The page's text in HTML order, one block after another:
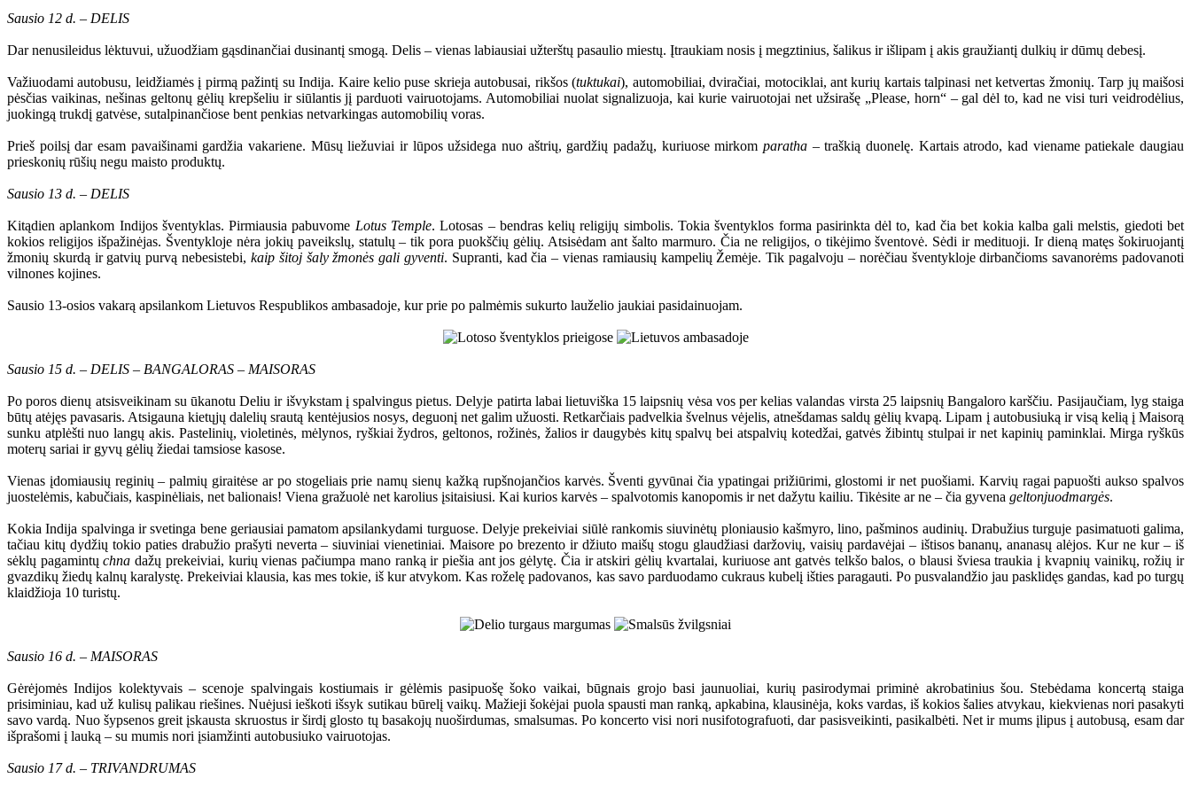
Sausio 12 d. – DELIS
Dar nenusileidus lėktuvui, užuodžiam gąsdinančiai dusinantį smogą. Delis – vienas labiausiai užterštų pasaulio miestų. Įtraukiam nosis į megztinius, šalikus ir išlipam į akis graužiantį dulkių ir dūmų debesį.
Važiuodami autobusu, leidžiamės į pirmą pažintį su Indija. Kaire kelio puse skrieja autobusai, rikšos (tuktukai), automobiliai, dviračiai, motociklai, ant kurių kartais talpinasi net ketvertas žmonių. Tarp jų maišosi
pėsčias vaikinas, nešinas geltonų gėlių krepšeliu ir siūlantis jį parduoti vairuotojams. Automobiliai nuolat signalizuoja, kai kurie vairuotojai net užsirašę „Please, horn“ – gal dėl to, kad ne visi turi veidrodėlius,
juokingą trukdį gatvėse, sutalpinančiose bent penkias netvarkingas automobilių voras.
Prieš poilsį dar esam pavaišinami gardžia vakariene. Mūsų liežuviai ir lūpos užsidega nuo aštrių, gardžių padažų, kuriuose mirkom paratha – traškią duonelę. Kartais atrodo, kad viename patiekale daugiau
prieskonių rūšių negu maisto produktų.
Sausio 13 d. – DELIS
Kitądien aplankom Indijos šventyklas. Pirmiausia pabuvome Lotus Temple. Lotosas – bendras kelių religijų simbolis. Tokia šventyklos forma pasirinkta dėl to, kad čia bet kokia kalba gali melstis, giedoti bet
kokios religijos išpažinėjas. Šventykloje nėra jokių paveikslų, statulų – tik pora puokščių gėlių. Atsisėdam ant šalto marmuro. Čia ne religijos, o tikėjimo šventovė. Sėdi ir medituoji. Ir dieną matęs šokiruojantį
žmonių skurdą ir gatvių purvą nebesistebi, kaip šitoj šaly žmonės gali gyventi. Supranti, kad čia – vienas ramiausių kampelių Žemėje. Tik pagalvoju – norėčiau šventykloje dirbančioms savanorėms padovanoti
vilnones kojines.
Sausio 13-osios vakarą apsilankom Lietuvos Respublikos ambasadoje, kur prie po palmėmis sukurto lauželio jaukiai pasidainuojam.
Sausio 15 d. – DELIS – BANGALORAS – MAISORAS
Po poros dienų atsisveikinam su ūkanotu Deliu ir išvykstam į spalvingus pietus. Delyje patirta labai lietuviška 15 laipsnių vėsa vos per kelias valandas virsta 25 laipsnių Bangaloro karščiu. Pasijaučiam, lyg staiga
būtų atėjęs pavasaris. Atsigauna kietųjų dalelių srautą kentėjusios nosys, deguonį net galim užuosti. Retkarčiais padvelkia švelnus vėjelis, atnešdamas saldų gėlių kvapą. Lipam į autobusiuką ir visą kelią į Maisorą
sunku atplėšti nuo langų akis. Pastelinių, violetinės, mėlynos, ryškiai žydros, geltonos, rožinės, žalios ir daugybės kitų spalvų bei atspalvių kotedžai, gatvės žibintų stulpai ir net kapinių paminklai. Mirga ryškūs
moterų sariai ir gyvų gėlių žiedai tamsiose kasose.
Vienas įdomiausių reginių – palmių giraitėse ar po stogeliais prie namų sienų kažką rupšnojančios karvės. Šventi gyvūnai čia ypatingai prižiūrimi, glostomi ir net puošiami. Karvių ragai papuošti aukso spalvos
juostelėmis, kabučiais, kaspinėliais, net balionais! Viena gražuolė net karolius įsitaisiusi. Kai kurios karvės – spalvotomis kanopomis ir net dažytu kailiu. Tikėsite ar ne – čia gyvena geltonjuodmargės.
Kokia Indija spalvinga ir svetinga bene geriausiai pamatom apsilankydami turguose. Delyje prekeiviai siūlė rankomis siuvinėtų ploniausio kašmyro, lino, pašminos audinių. Drabužius turguje pasimatuoti galima,
tačiau kitų dydžių tokio paties drabužio prašyti neverta – siuviniai vienetiniai. Maisore po brezento ir džiuto maišų stogu glaudžiasi daržovių, vaisių pardavėjai – ištisos bananų, ananasų alėjos. Kur ne kur – iš
sėklų pagamintųchna dažų prekeiviai, kurių vienas pačiumpa mano ranką ir piešia ant jos gėlytę. Čia ir atskiri gėlių kvartalai, kuriuose ant gatvės telkšo balos, o blausi šviesa traukia į kvapnių vainikų, rožių ir
gvazdikų žiedų kalnų karalystę. Prekeiviai klausia, kas mes tokie, iš kur atvykom. Kas roželę padovanos, kas savo parduodamo cukraus kubelį išties paragauti. Po pusvalandžio jau pasklidęs gandas, kad po turgų
klaidžioja 10 turistų.
Sausio 16 d. – MAISORAS
Gėrėjomės Indijos kolektyvais – scenoje spalvingais kostiumais ir gėlėmis pasipuošę šoko vaikai, būgnais grojo basi jaunuoliai, kurių pasirodymai priminė akrobatinius šou. Stebėdama koncertą staiga
prisiminiau, kad už kulisų palikau riešines. Nuėjusi ieškoti išsyk sutikau būrelį vaikų. Mažieji šokėjai puola spausti man ranką, apkabina, klausinėja, koks vardas, iš kokios šalies atvykau, kiekvienas nori pasakyti
savo vardą. Nuo šypsenos greit įskausta skruostus ir širdį glosto tų basakojų nuoširdumas, smalsumas. Po koncerto visi nori nusifotografuoti, dar pasisveikinti, pasikalbėti. Net ir mums įlipus į autobusą, esam dar
išprašomi į lauką – su mumis nori įsiamžinti autobusiuko vairuotojas.
Sausio 17 d. – TRIVANDRUMAS